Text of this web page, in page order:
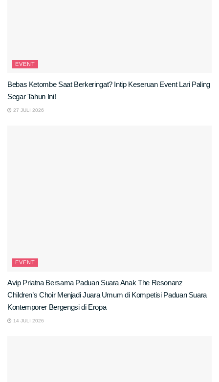
EVENT
Bebas Ketombe Saat Berkeringat? Intip Keseruan Event Lari Paling
Segar Tahun Ini!
27 JULI 2026
EVENT
Avip Priatna Bersama Paduan Suara Anak The Resonanz
Children’s Choir Menjadi Juara Umum di Kompetisi Paduan Suara
Kontemporer Bergengsi di Eropa
14 JULI 2026